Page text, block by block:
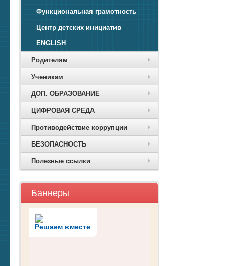
Функциональная грамотность
Центр детских инициатив
ENGLISH
Родителям
Ученикам
ДОП. ОБРАЗОВАНИЕ
ЦИФРОВАЯ СРЕДА
Противодействие коррупции
БЕЗОПАСНОСТЬ
Полезные ссылки
Баннеры
Решаем вместе